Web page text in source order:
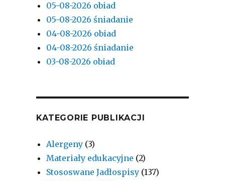
05-08-2026 obiad
05-08-2026 śniadanie
04-08-2026 obiad
04-08-2026 śniadanie
03-08-2026 obiad
KATEGORIE PUBLIKACJI
Alergeny (3)
Materiały edukacyjne (2)
Stososwane Jadłospisy (137)